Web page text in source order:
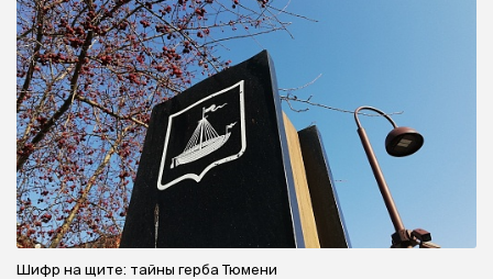
Шифр на щите: тайны герба Тюмени